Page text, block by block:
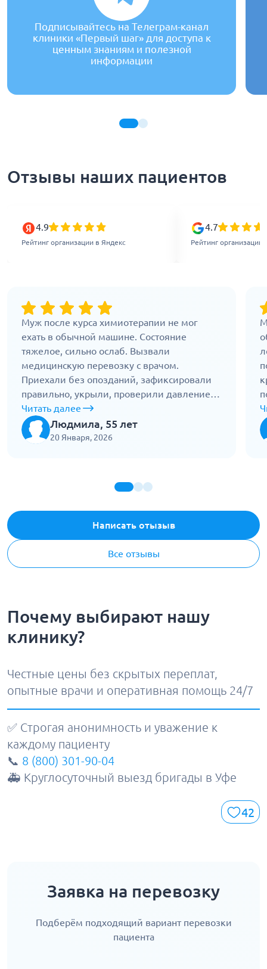
Подписывайтесь на Телеграм-канал
клиники «Первый шаг» для доступа к
ценным знаниям и полезной
информации
Отзывы наших пациентов
4.9
Рейтинг организации в Яндекс
4.7
Рейтинг организации
Муж после курса химиотерапии не мог
ехать в обычной машине. Состояние
тяжелое, сильно ослаб. Вызвали
медицинскую перевозку с врачом.
Приехали без опозданий, зафиксировали
правильно, укрыли, проверили давление.
Врач рядом, следил за дыханием,
разговаривал спокойно. По дороге было
тихо, плавно. Довезли до дома и помогли
Читать далее
Людмила, 55 лет
20 Января, 2026
Написать отызыв
Все отзывы
Почему выбирают нашу
клинику?
Честные цены без скрытых переплат,
опытные врачи и оперативная помощь 24/7
✅ Строгая анонимность и уважение к
каждому пациенту
📞 8 (800) 301-90-04
🚑 Круглосуточный выезд бригады в Уфе
42
Заявка на перевозку
Подберём подходящий вариант перевозки
пациента